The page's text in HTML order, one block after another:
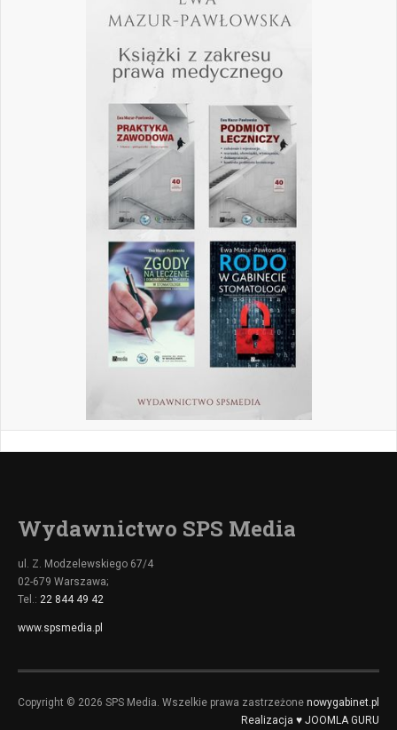
Wydawnictwo SPS Media
ul. Z. Modzelewskiego 67/4
02-679 Warszawa;
Tel.: 22 844 49 42
www.spsmedia.pl
Copyright © 2026 SPS Media. Wszelkie prawa zastrzeżone nowygabinet.pl
Realizacja ♥ JOOMLA GURU